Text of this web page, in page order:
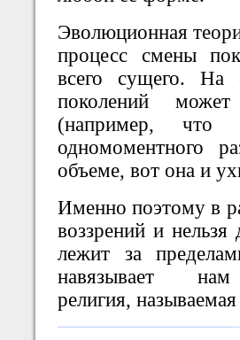
Эволюционная
процесс смены
всего сущего.
поколений
(например, что
одномоментного
объеме, вот она и
Именно поэтому в
воззрений и
лежит за
навязывает нам
религия,